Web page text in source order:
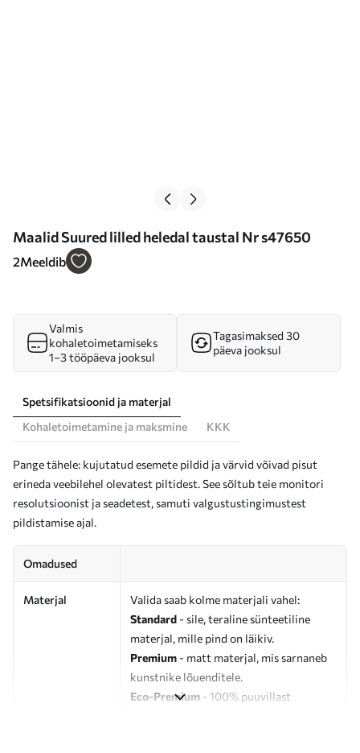
Maalid Suured lilled heledal taustal Nr s47650
2Meeldib
Valmis
kohaletoimetamiseks
1–3 tööpäeva jooksul
Tagasimaksed 30
päeva jooksul
Spetsifikatsioonid ja materjal
Kohaletoimetamine ja maksmine
KKK
Pange tähele: kujutatud esemete pildid ja värvid võivad pisut
erineda veebilehel olevatest piltidest. See sõltub teie monitori
resolutsioonist ja seadetest, samuti valgustustingimustest
pildistamise ajal.
Omadused
Materjal
Valida saab kolme materjali vahel:
Standard - sile, teraline sünteetiline
materjal, mille pind on läikiv.
Premium - matt materjal, mis sarnaneb
kunstnike lõuenditele.
Eco-Premium - 100% puuvillast